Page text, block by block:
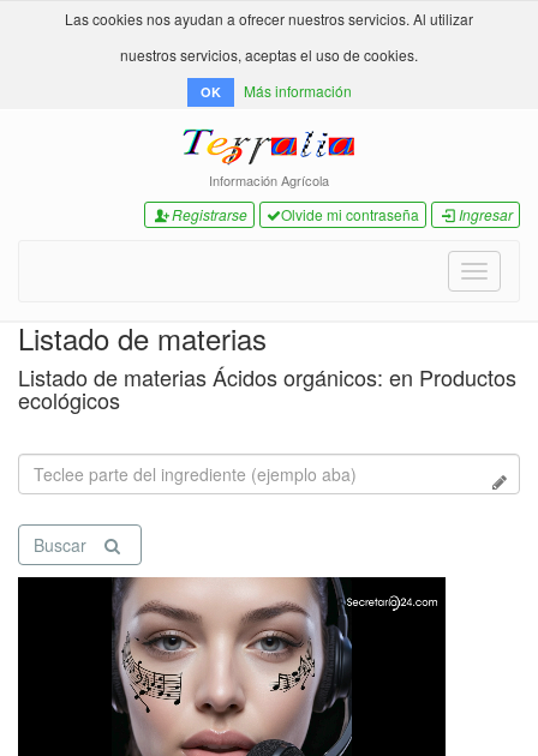
Las cookies nos ayudan a ofrecer nuestros servicios. Al utilizar
nuestros servicios, aceptas el uso de cookies.
OK Más información
Información Agrícola
Registrarse Olvide mi contraseña Ingresar
Toggle
Listado de materias
Listado de materias Ácidos orgánicos: en Productos
ecológicos
Buscar